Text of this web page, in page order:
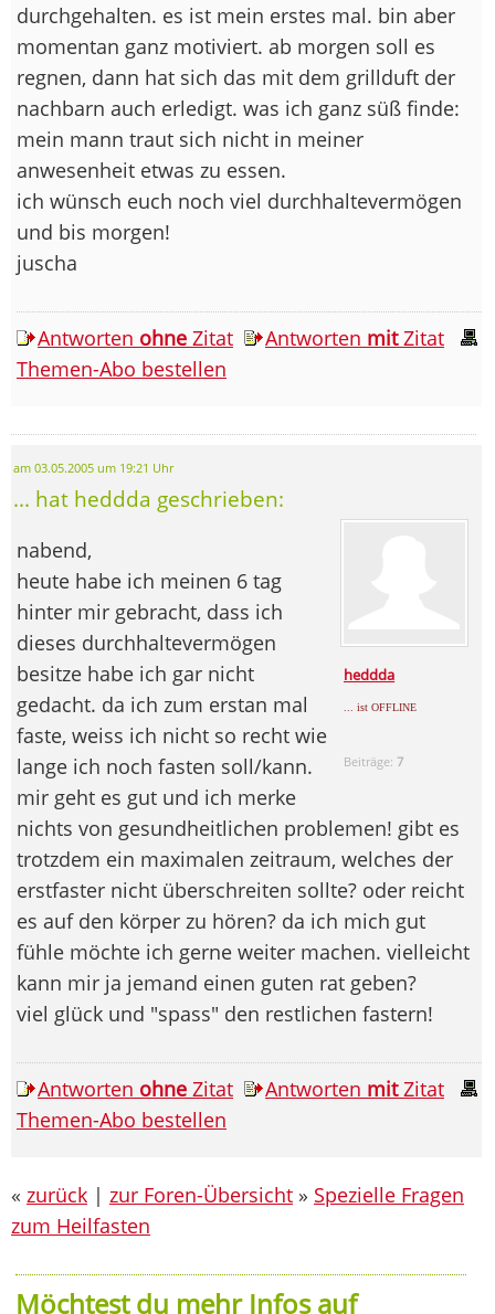
durchgehalten. es ist mein erstes mal. bin aber
momentan ganz motiviert. ab morgen soll es
regnen, dann hat sich das mit dem grillduft der
nachbarn auch erledigt. was ich ganz süß finde:
mein mann traut sich nicht in meiner
anwesenheit etwas zu essen.
ich wünsch euch noch viel durchhaltevermögen
und bis morgen!
juscha
Antworten ohne Zitat Antworten mitZitat
Themen-Abo bestellen
am 03.05.2005 um 19:21 Uhr
... hat heddda geschrieben:
heddda
... ist OFFLINE
Beiträge:7
nabend,
heute habe ich meinen 6 tag
hinter mir gebracht, dass ich
dieses durchhaltevermögen
besitze habe ich gar nicht
gedacht. da ich zum erstan mal
faste, weiss ich nicht so recht wie
lange ich noch fasten soll/kann.
mir geht es gut und ich merke
nichts von gesundheitlichen problemen! gibt es
trotzdem ein maximalen zeitraum, welches der
erstfaster nicht überschreiten sollte? oder reicht
es auf den körper zu hören? da ich mich gut
fühle möchte ich gerne weiter machen. vielleicht
kann mir ja jemand einen guten rat geben?
viel glück und "spass" den restlichen fastern!
Antworten ohne Zitat Antworten mitZitat
Themen-Abo bestellen
« zurück | zur Foren-Übersicht » Spezielle Fragen
zum Heilfasten
Möchtest du mehr Infos auf